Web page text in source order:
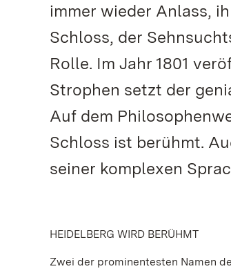
immer wieder Anlass,
Schloss, der
Rolle. Im Jahr 1801
Strophen setzt der
Auf dem
Schloss ist berühmt.
seiner komplexen
HEIDELBERG WIRD BERÜHMT
Zwei der prominentesten Namen